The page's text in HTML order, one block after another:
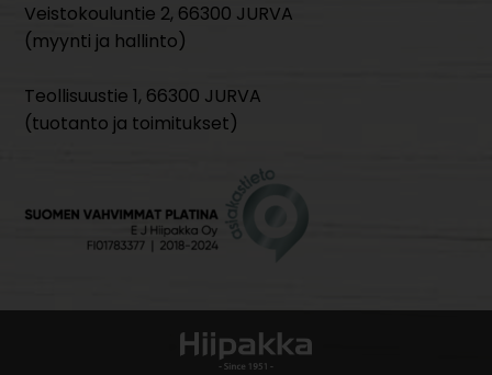
Veistokouluntie 2, 66300 JURVA
(myynti ja hallinto)
Teollisuustie 1, 66300 JURVA
(tuotanto ja toimitukset)